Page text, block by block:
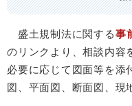
盛土規制法に関する事
のリンクより、相談内容
必要に応じて図面等を添
図、平面図、断面図、現